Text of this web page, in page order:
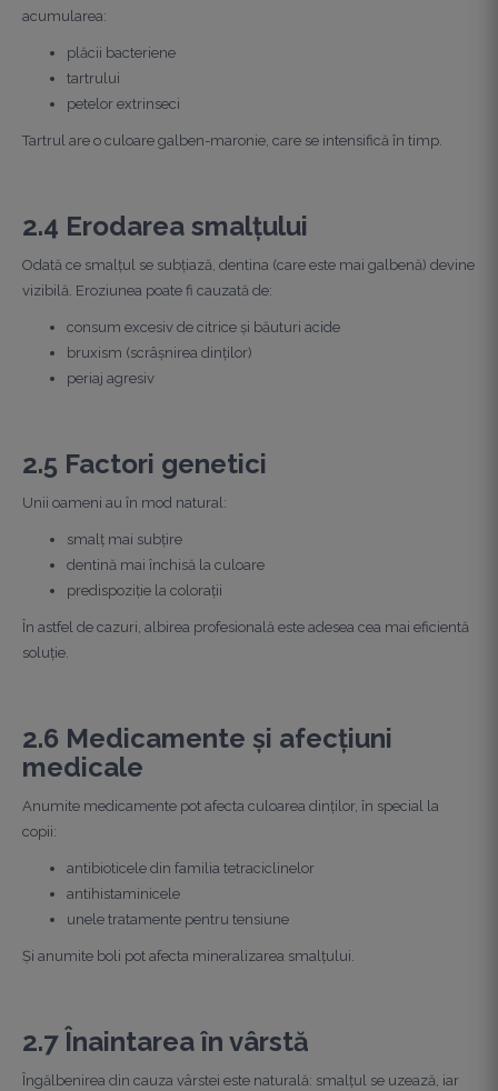
acumularea:
plăcii bacteriene
tartrului
petelor extrinseci
Tartrul are o culoare galben-maronie, care se intensifică în timp.
2.4 Erodarea smalțului
Odată ce smalțul se subțiază, dentina (care este mai galbenă) devine
vizibilă. Eroziunea poate fi cauzată de:
consum excesiv de citrice și băuturi acide
bruxism (scrâșnirea dinților)
periaj agresiv
2.5 Factori genetici
Unii oameni au în mod natural:
smalț mai subțire
dentină mai închisă la culoare
predispoziție la colorații
În astfel de cazuri, albirea profesională este adesea cea mai eficientă
soluție.
2.6 Medicamente și afecțiuni
medicale
Anumite medicamente pot afecta culoarea dinților, în special la
copii:
antibioticele din familia tetraciclinelor
antihistaminicele
unele tratamente pentru tensiune
Și anumite boli pot afecta mineralizarea smalțului.
2.7 Înaintarea în vârstă
Îngălbenirea din cauza vârstei este naturală: smalțul se uzează, iar